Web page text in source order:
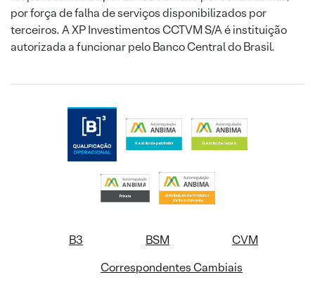
por força de falha de serviços disponibilizados por
terceiros. A XP Investimentos CCTVM S/A é instituição
autorizada a funcionar pelo Banco Central do Brasil.
B3 BSM
CVM
Correspondentes Cambiais